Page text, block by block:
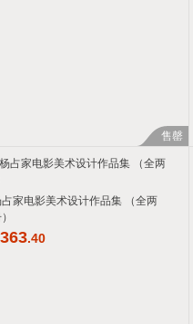
手机通讯
电脑办公
家用电器
售罄
家电影美术设计作品集 （全两
363.40